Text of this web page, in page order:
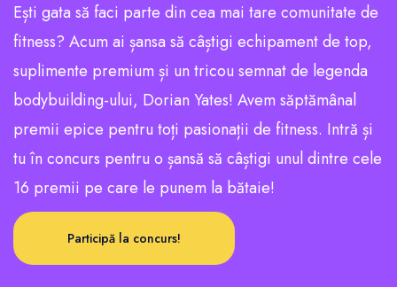
Ești gata să faci parte din cea mai tare comunitate de
fitness? Acum ai șansa să câștigi echipament de top,
suplimente premium și un tricou semnat de legenda
bodybuilding-ului, Dorian Yates! Avem săptămânal
premii epice pentru toți pasionații de fitness. Intră și
tu în concurs pentru o șansă să câștigi unul dintre cele
16 premii pe care le punem la bătaie!
Participă la concurs!